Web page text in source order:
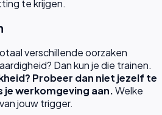
te krijgen.
verschillende oorzaken
Dan kun je die trainen.
Probeer dan niet jezelf te
je werkomgeving aan.Welke
jouw trigger.